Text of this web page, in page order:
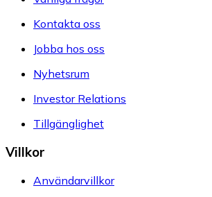
Kontakta oss
Jobba hos oss
Nyhetsrum
Investor Relations
Tillgänglighet
Villkor
Användarvillkor